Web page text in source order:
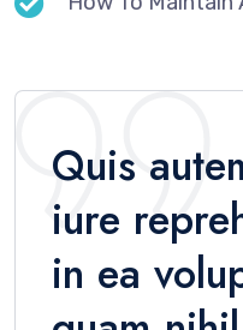
Quis
iure
in ea